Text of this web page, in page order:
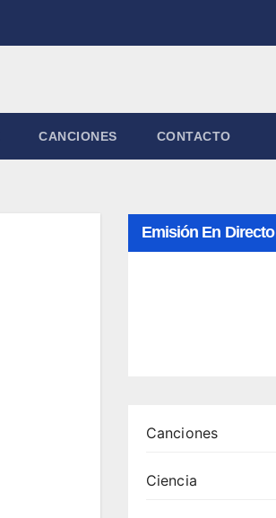
CANCIONES CONTACTO
Emisión En Directo
Canciones
Ciencia